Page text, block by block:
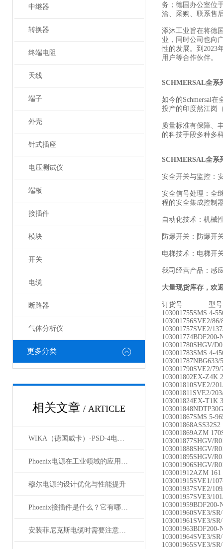
中继器
转换器
终端电阻
天线
端子
外壳
针式插座
电压测试仪
端板
接插件
模块
开关
电缆
断路器
气体分析仪
更多分类
相关文章 / ARTICLE
WIKA（德国威卡）-PSD-4电子压力开关
Phoenix电源在工业领域的应用与优势
穆尔电源的设计优化与性能提升
Phoenix接插件是什么？它有哪些分类？
安装菲尼克斯电缆时需要注意哪些事项？
务；德国办公室位
洽、采购、联系售
添沐工业旨在将德
业，同时公司也向
性的发展。到2023
用户等合作伙伴。
SCHMERSAL全系
如今的Schmersal
投产的印度然江岗
质量标准有保障、
的科技手段多种多
SCHMERSAL全系
安全开关与监控：
安全信号处理：全
程的安全集成控制
自动化技术：机械
防爆开关：防爆开
电梯技术：电梯开
我司经营产品：感
大量现货库存，欢
订货号 型号
103001755SMS 4-
103001756SVE2/
103001757SVE2/
103001780SHGV/
103001783SMS 4-
103001787NBG633/
103001790SVE2/
103001802EX-Z4K
103001810SVE2/
103001811SVE2/
103001824EX-T1K
103001867SMS 5-
103001868ASS32S2
103001869AZM
103001877SHGV/
103001888SHGV/
103001895SHGV/
103001906SHGV/
103001912AZM
103001915SVE1/
103001937SVE2/
103001957SVE3/
103001960SVE3/
103001961SVE3/
103001964SVE3/
103001965SVE3/